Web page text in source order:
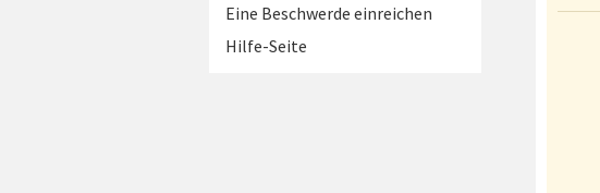
Eine Beschwerde einreichen
Hilfe-Seite